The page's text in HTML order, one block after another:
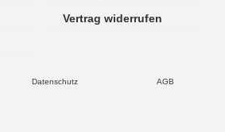
Vertrag widerrufen
Datenschutz AGB